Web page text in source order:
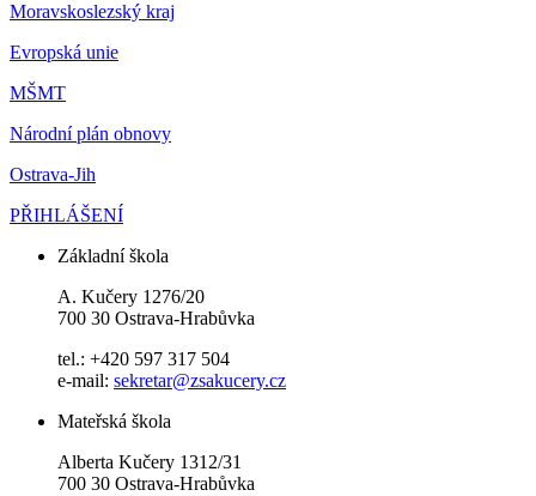
Moravskoslezský kraj
Evropská unie
MŠMT
Národní plán obnovy
Ostrava-Jih
PŘIHLÁŠENÍ
Základní škola
A. Kučery 1276/20
700 30 Ostrava-Hrabůvka
tel.: +420 597 317 504
e-mail: sekretar@zsakucery.cz
Mateřská škola
Alberta Kučery 1312/31
700 30 Ostrava-Hrabůvka